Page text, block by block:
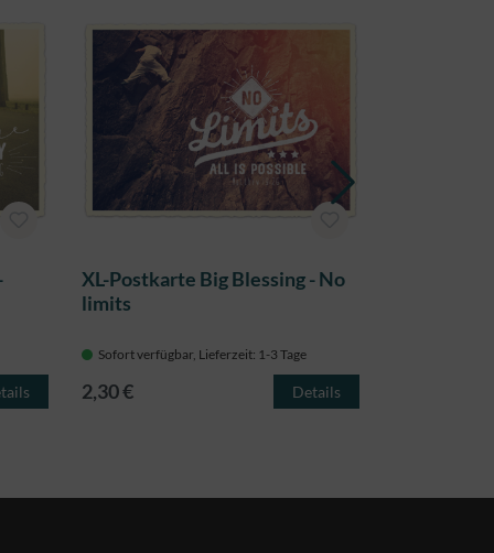
XL-Postkarte Big Blessing - No
limits
Sofort verfügbar, Lieferzeit: 1-3 Tage
2,30 € Details